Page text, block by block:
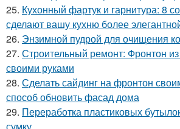
25. Кухонный фартук и гарнитура: 8
сделают вашу кухню более
26. Энзимной пудрой для очищения
27. Строительный ремонт: Фронтон
своими руками
28. Сделать сайдинг на фронтон
способ обновить фасад дома
29. Переработка пластиковых